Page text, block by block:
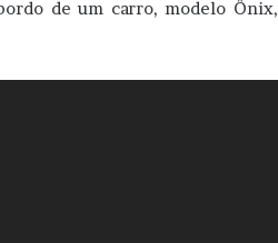
de um carro, modelo Ônix,